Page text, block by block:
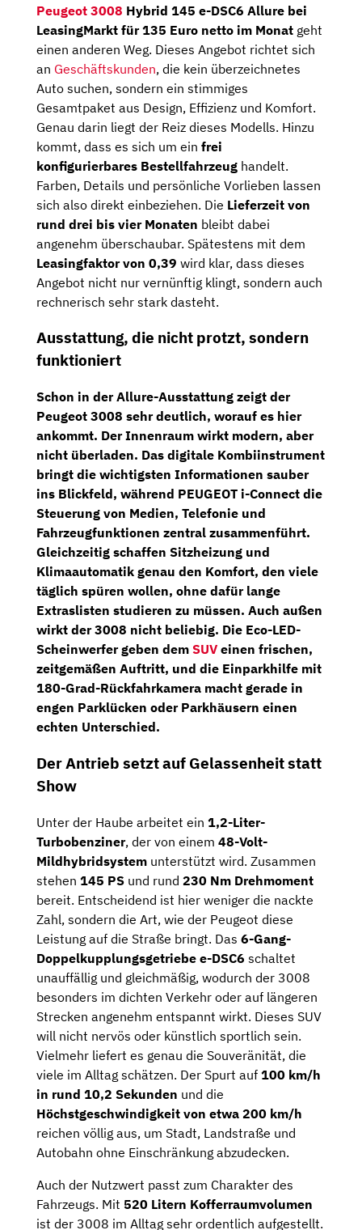
Peugeot 3008 Hybrid 145 e-DSC6 Allure bei
LeasingMarkt für 135 Euro netto im Monat geht
einen anderen Weg. Dieses Angebot richtet sich
an Geschäftskunden, die kein überzeichnetes
Auto suchen, sondern ein stimmiges
Gesamtpaket aus Design, Effizienz und Komfort.
Genau darin liegt der Reiz dieses Modells. Hinzu
kommt, dass es sich um ein frei
konfigurierbares Bestellfahrzeug handelt.
Farben, Details und persönliche Vorlieben lassen
sich also direkt einbeziehen. Die Lieferzeit von
rund drei bis vier Monaten bleibt dabei
angenehm überschaubar. Spätestens mit dem
Leasingfaktor von 0,39 wird klar, dass dieses
Angebot nicht nur vernünftig klingt, sondern auch
rechnerisch sehr stark dasteht.
Ausstattung, die nicht protzt, sondern
funktioniert
Schon in derAllure-Ausstattung zeigt der
Peugeot 3008 sehr deutlich, worauf es hier
ankommt. Der Innenraum wirkt modern, aber
nicht überladen. Das digitale Kombiinstrument
bringt die wichtigsten Informationen sauber
ins Blickfeld, während PEUGEOT i-Connect die
Steuerung von Medien, Telefonie und
Fahrzeugfunktionen zentral zusammenführt.
Gleichzeitig schaffen Sitzheizung und
Klimaautomatik genau den Komfort, den viele
täglich spüren wollen, ohne dafür lange
Extraslisten studieren zu müssen. Auch außen
wirkt der 3008 nicht beliebig. Die Eco-LED-
Scheinwerfergeben dem SUV einen frischen,
zeitgemäßen Auftritt, und die Einparkhilfe mit
180-Grad-Rückfahrkamera macht gerade in
engen Parklücken oder Parkhäusern einen
echten Unterschied.
Der Antrieb setzt auf Gelassenheit statt
Show
Unter der Haube arbeitet ein 1,2-Liter-
Turbobenziner, der von einem 48-Volt-
Mildhybridsystem unterstützt wird. Zusammen
stehen 145 PS und rund 230 Nm Drehmoment
bereit. Entscheidend ist hier weniger die nackte
Zahl, sondern die Art, wie der Peugeot diese
Leistung auf die Straße bringt. Das 6-Gang-
Doppelkupplungsgetriebe e-DSC6 schaltet
unauffällig und gleichmäßig, wodurch der 3008
besonders im dichten Verkehr oder auf längeren
Strecken angenehm entspannt wirkt. Dieses SUV
will nicht nervös oder künstlich sportlich sein.
Vielmehr liefert es genau die Souveränität, die
viele im Alltag schätzen. Der Spurt auf 100 km/h
in rund 10,2 Sekunden und die
Höchstgeschwindigkeit von etwa 200 km/h
reichen völlig aus, um Stadt, Landstraße und
Autobahn ohne Einschränkung abzudecken.
Auch der Nutzwert passt zum Charakter des
Fahrzeugs. Mit 520 Litern Kofferraumvolumen
ist der 3008 im Alltag sehr ordentlich aufgestellt.